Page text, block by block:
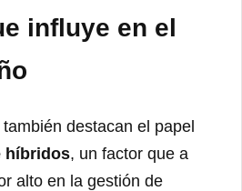
influye en el
destacan el papel
híbridos, un factor que a
alto en la gestión de